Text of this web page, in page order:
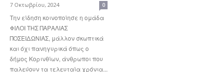
7 Οκτωβρίου, 2024 0
Την είδηση κοινοποίησε η ομάδα
ΦΙΛΟΙ ΤΗΣ ΠΑΡΑΛΙΑΣ
ΠΟΣΕΙΔΩΝΙΑΣ, μάλλον σκωπτικά
και όχι πανηγυρικά όπως ο
δήμος Κορινθίων, άνθρωποι που
παλεύουν τα τελευταία χρόνια...